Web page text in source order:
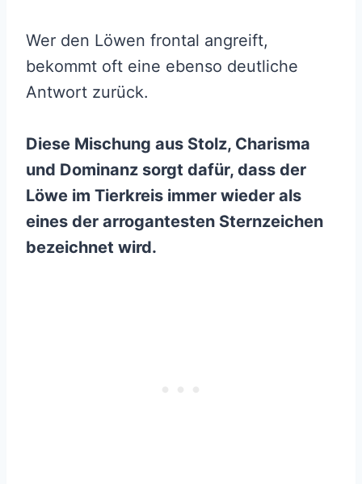
Wer den Löwen frontal angreift,
bekommt oft eine ebenso deutliche
Antwort zurück.
Diese Mischung aus Stolz, Charisma
und Dominanz sorgt dafür, dass der
Löwe im Tierkreis immer wieder als
eines der arrogantesten Sternzeichen
bezeichnet wird.